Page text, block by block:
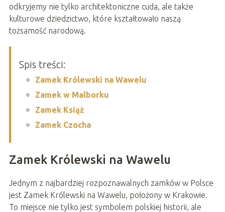
odkryjemy nie tylko architektoniczne cuda, ale także
kulturowe dziedzictwo, które kształtowało naszą
tożsamość narodową.
Spis treści:
Zamek Królewski na Wawelu
Zamek w Malborku
Zamek Książ
Zamek Czocha
Zamek Królewski na Wawelu
Jednym z najbardziej rozpoznawalnych zamków w Polsce
jest Zamek Królewski na Wawelu, położony w Krakowie.
To miejsce nie tylko jest symbolem polskiej historii, ale